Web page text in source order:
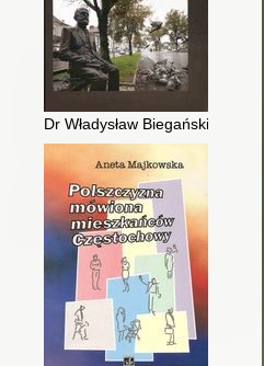
Augsburskiej w Częstochowie
Dr Władysław Biegański -